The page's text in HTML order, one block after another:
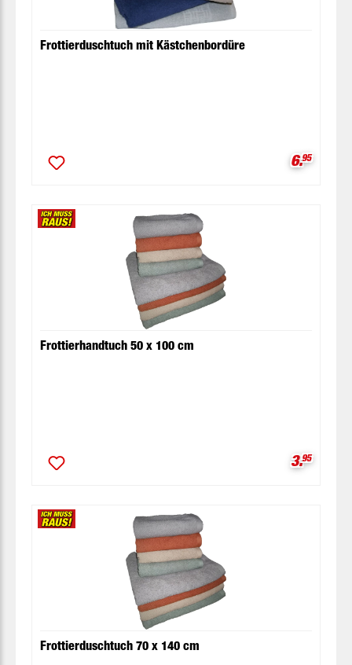
Frottierduschtuch mit Kästchenbordüre
6.95
Frottierhandtuch 50 x 100 cm
3.95
Frottierduschtuch 70 x 140 cm